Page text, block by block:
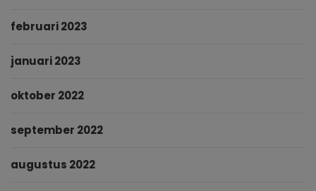
februari 2023
januari 2023
oktober 2022
september 2022
augustus 2022